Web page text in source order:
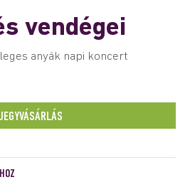
vendégei
anyák napi koncert
JEGYVÁSÁRLÁS